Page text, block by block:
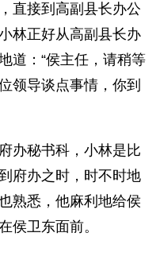
直接到高副县长办公
林正好从高副县长办
道：“侯主任，请稍等
领导谈点事情，你到
办秘书科，小林是比
府办之时，时不时地
熟悉，他麻利地给侯
侯卫东面前。